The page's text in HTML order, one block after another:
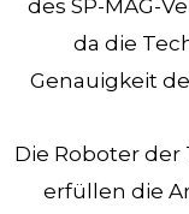
des SP-MAG-
da die
Genauigkeit
Die Roboter der
erfüllen die